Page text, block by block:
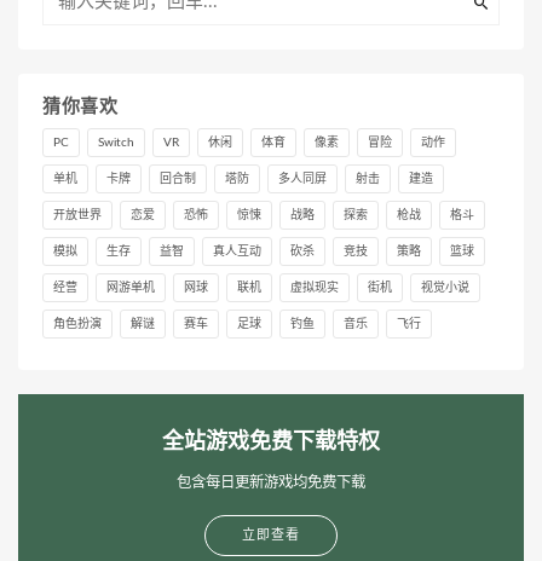
猜你喜欢
PC Switch VR 休闲 体育 像素 冒险 动作
单机 卡牌 回合制 塔防 多人同屏 射击 建造
开放世界 恋爱 恐怖 惊悚 战略 探索 枪战 格斗
模拟 生存 益智 真人互动 砍杀 竞技 策略 篮球
经营 网游单机 网球 联机 虚拟现实 街机 视觉小说
角色扮演 解谜 赛车 足球 钓鱼 音乐 飞行
全站游戏免费下载特权
包含每日更新游戏均免费下载
立即查看